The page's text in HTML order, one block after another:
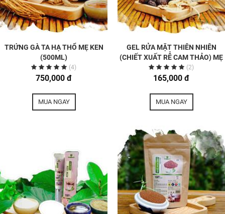
TRỨNG GÀ TA HẠ THỔ MẸ KEN
(500ML)
(4)
750,000 đ
MUA NGAY
GEL RỬA MẶT THIÊN NHIÊN
(CHIẾT XUẤT RỄ CAM THẢO) MẸ
KEN 100ML(2)
165,000 đ
MUA NGAY